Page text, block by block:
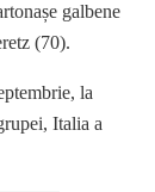
galbene
(70).
la
Italia a